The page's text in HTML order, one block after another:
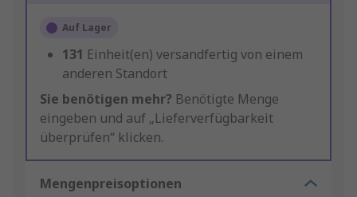
Auf Lager
131 Einheit(en) versandfertig von einem
anderen Standort
Sie benötigen mehr? Benötigte Menge
eingeben und auf „Lieferverfügbarkeit
überprüfen“ klicken.
Mengenpreisoptionen